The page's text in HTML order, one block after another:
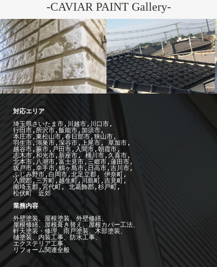
-CAVIAR PAINT Gallery-
-施工例-- 屋
-施工例-- 屋
根工事
埼玉県さいたま市,川越市,川口市,
行田市,所沢市,飯能市,加須市,
本庄市,東松山市,春日部市,狭山市,
羽生市,鴻巣市,深谷市,上尾市, 草加市,
越谷市,蕨市,戸田市,入間市,朝霞市,
志木市,和光市,新座市, 桶川市,久喜市,
北本市,八潮市,富士見市,三郷市,蓮田市,
坂戸市,幸手市,鶴ヶ島市,日高市,吉川市,
ふじみ野市,白岡市,北足立郡, 伊奈町,
入間郡,三芳町,越生町,川島町,吉見町,
南埼玉郡,宮代町, 北葛飾郡,杉戸町,
松伏町　近郊
業務内容
外壁塗装、屋根塗装、外壁修繕、
屋根修繕、屋根葺き替え、屋根カバー工法、
軒天塗装・修理、雨戸塗装、木部塗装、
樋塗装、内装工事、防水工事、
エクステリア工事、
リフォーム関連全般